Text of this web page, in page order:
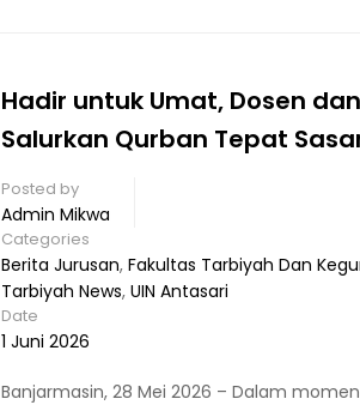
Hadir untuk Umat, Dosen
Salurkan Qurban Tepat
Posted by
Admin Mikwa
Categories
Berita Jurusan, Fakultas Tarbiyah Dan
Tarbiyah News, UIN Antasari
Date
1 Juni 2026
Banjarmasin, 28 Mei 2026 – Dalam